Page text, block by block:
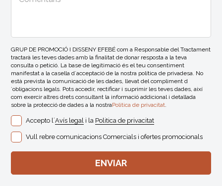
GRUP DE PROMOCIÓ I DISSENY EFEBÉ com a Responsable del Tractament
tractarà les teves dades amb la finalitat de donar resposta a la teva
consulta o petició. La base de legitimació és el teu consentiment
manifestat a la casella d´acceptació de la nostra política de privadesa. No
està prevista la comunicació de les dades, llevat del compliment d
´obligacions legals. Pots accedir, rectificar i suprimir les teves dades, així
com exercir altres drets consultant la informació addicional i detallada
sobre la protecció de dades a la nostraPolitica de privacitat.
Accepto l´Avís legal i la Politica de privacitat
Vull rebre comunicacions Comercials i ofertes promocionals